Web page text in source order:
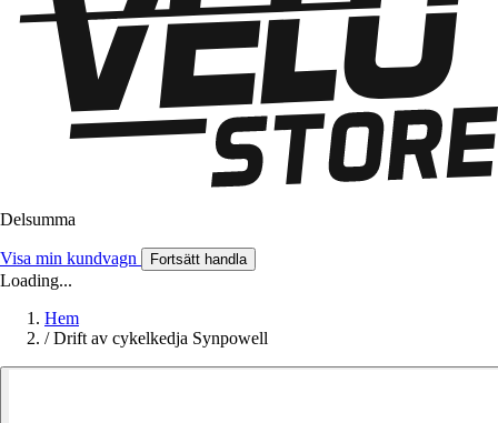
Delsumma
Visa min kundvagn Fortsätt handla
Loading...
Hem
/ Drift av cykelkedja Synpowell